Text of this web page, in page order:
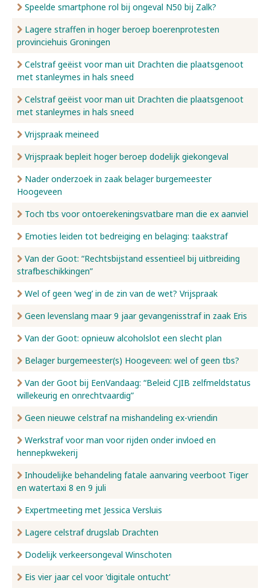
Speelde smartphone rol bij ongeval N50 bij Zalk?
Lagere straffen in hoger beroep boerenprotesten
provinciehuis Groningen
Celstraf geëist voor man uit Drachten die plaatsgenoot
met stanleymes in hals sneed
Celstraf geëist voor man uit Drachten die plaatsgenoot
met stanleymes in hals sneed
Vrijspraak meineed
Vrijspraak bepleit hoger beroep dodelijk giekongeval
Nader onderzoek in zaak belager burgemeester
Hoogeveen
Toch tbs voor ontoerekeningsvatbare man die ex aanviel
Emoties leiden tot bedreiging en belaging: taakstraf
Van der Goot: “Rechtsbijstand essentieel bij uitbreiding
strafbeschikkingen”
Wel of geen ‘weg’ in de zin van de wet? Vrijspraak
Geen levenslang maar 9 jaar gevangenisstraf in zaak Eris
Van der Goot: opnieuw alcoholslot een slecht plan
Belager burgemeester(s) Hoogeveen: wel of geen tbs?
Van der Goot bij EenVandaag: “Beleid CJIB zelfmeldstatus
willekeurig en onrechtvaardig”
Geen nieuwe celstraf na mishandeling ex-vriendin
Werkstraf voor man voor rijden onder invloed en
hennepkwekerij
Inhoudelijke behandeling fatale aanvaring veerboot Tiger
en watertaxi 8 en 9 juli
Expertmeeting met Jessica Versluis
Lagere celstraf drugslab Drachten
Dodelijk verkeersongeval Winschoten
Eis vier jaar cel voor 'digitale ontucht'